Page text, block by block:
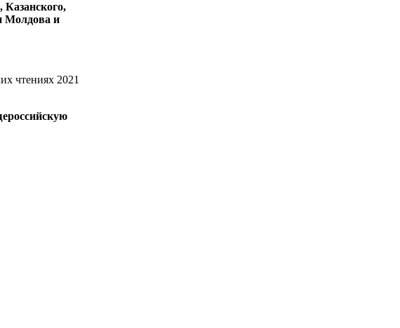
Казанского,
Молдова и
чтениях 2021